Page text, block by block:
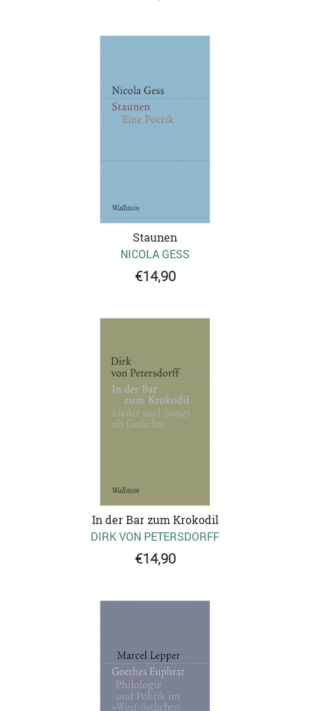
Staunen
NICOLA GESS
€14,90
In der Bar zum Krokodil
DIRK VON PETERSDORFF
€14,90